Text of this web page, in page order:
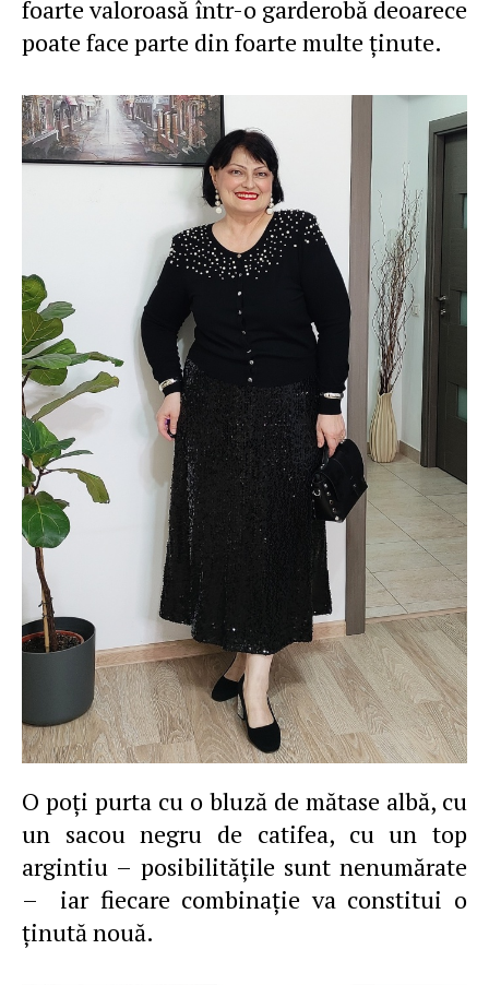
foarte valoroasă într-o garderobă deoarece
poate face parte din foarte multe ţinute.
O poţi purta cu o bluză de mătase albă, cu
un sacou negru de catifea, cu un top
argintiu – posibilităţile sunt nenumărate
– iar fiecare combinaţie va constitui o
ţinută nouă.